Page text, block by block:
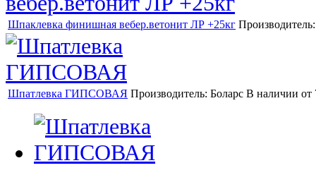
Шпаклевка финишная вебер.ветонит ЛР +25кг
Шпатлевка ГИПСОВАЯ Производитель: Боларс В наличии от